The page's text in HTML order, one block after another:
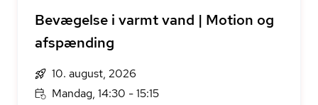
Bevægelse i varmt vand | Motion og
afspænding
10. august, 2026
Mandag, 14:30 - 15:15